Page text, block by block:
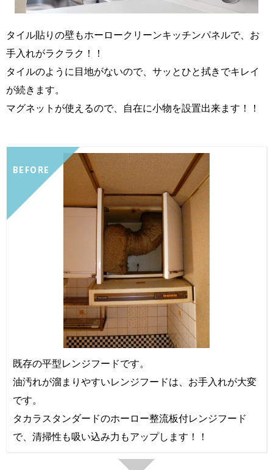
タイル貼りの壁もホーロークリーンキッチンパネルで、お
手入れがラクラク！！
タイルのように目地がないので、サッとひと拭きでキレイ
が続きます。
マグネットが使えるので、自在に小物を設置出来ます！！
BEFORE
既存の平型レンジフードです。
油汚れが溜まりやすいレンジフードは、お手入れが大変
です。
タカラスタンダードのホーロー整流板付レンジフード
で、清掃性も吸い込み力もアップします！！